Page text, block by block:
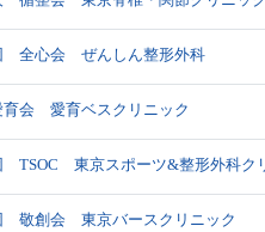
全心会 ぜんしん整形外科
会 愛育ベスクリニック
TSOC 東京スポーツ&整形外科ク
敬創会 東京バースクリニック